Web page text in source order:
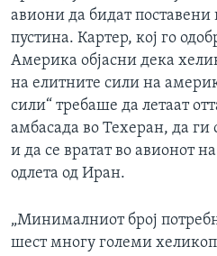
авиони да бидат поставени
пустина. Картер, кој го
Америка објасни дека
на елитните сили на
сили“ требаше да летаат
амбасада во Техеран, да ги
и да се вратат во авионот
одлета од Иран.
„Минималниот број
шест многу големи